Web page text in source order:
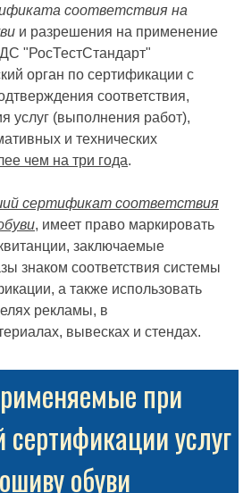
соответствия на
и разрешения на применение
"РосТестСтандарт"
орган по сертификации с
соответствия,
услуг (выполнения работ),
и технических
чем на три года.
сертификат соответствия
, имеет право маркировать
заключаемые
знаком соответствия системы
а также использовать
рекламы, в
вывесках и стендах.
при
сертификации услуг
обуви